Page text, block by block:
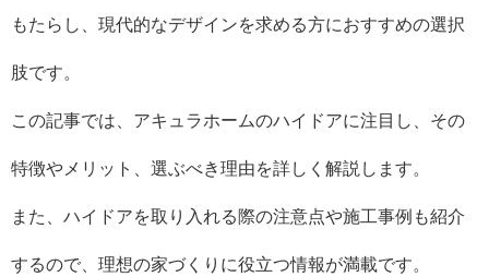
もたらし、現代的なデザインを求める方におすすめの選択
肢です。
この記事では、アキュラホームのハイドアに注目し、その
特徴やメリット、選ぶべき理由を詳しく解説します。
また、ハイドアを取り入れる際の注意点や施工事例も紹介
するので、理想の家づくりに役立つ情報が満載です。